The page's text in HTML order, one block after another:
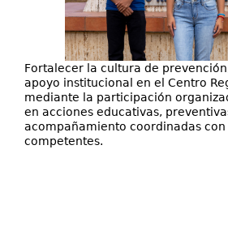
Fortalecer la cultura de
apoyo institucional en el Centro
mediante la participación
en acciones educativas,
acompañamiento coordinadas con
competentes.